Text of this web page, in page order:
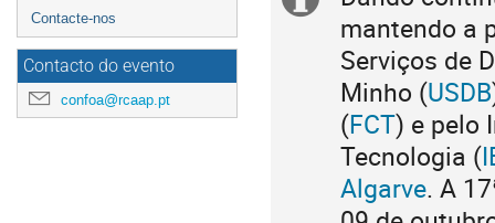
Contacte-nos
Contacto do evento
confoa@rcaap.pt
Europe/Lisbon
information
mantendo a
Serviços de
Minho (USDB
(FCT) e pelo
Tecnologia (
Algarve. A